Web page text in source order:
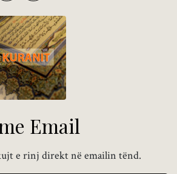
Email
e rinj direkt në emailin tënd.